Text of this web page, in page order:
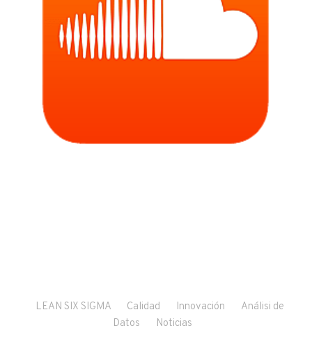
LEAN SIX SIGMA Calidad Innovación
Análisi de
Datos
Noticias